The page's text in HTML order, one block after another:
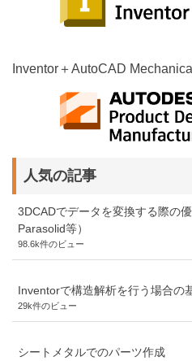
Inventor＋AutoCAD
人気の記事
3DCADでデータを変換する際の
Parasolid等）
98.6k件のビュー
Inventorで構造解析を行う場合の
29k件のビュー
シートメタルでのパーツ作成